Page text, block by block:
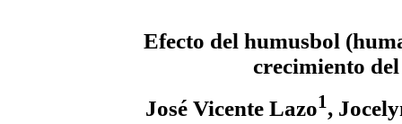
Efecto del humusbol
crecimiento
José Vicente Lazo1,